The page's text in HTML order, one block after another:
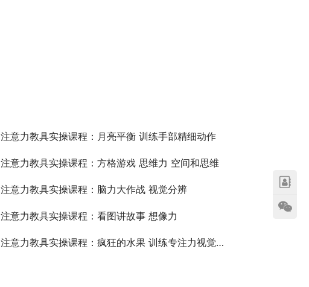
注意力教具实操课程：月亮平衡 训练手部精细动作
注意力教具实操课程：方格游戏 思维力 空间和思维
注意力教具实操课程：脑力大作战 视觉分辨
注意力教具实操课程：看图讲故事 想像力
注意力教具实操课程：疯狂的水果 训练专注力视觉分辨能力